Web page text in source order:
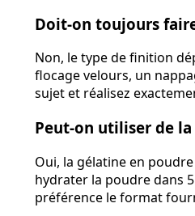
Doit-on toujours
Non, le type de finition
flocage velours, un
sujet et réalisez
Peut-on utiliser de
Oui, la gélatine en
hydrater la poudre dans
préférence le format